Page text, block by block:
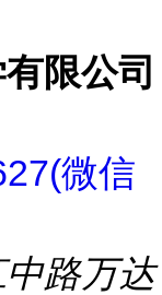
限公司
微信
路万达